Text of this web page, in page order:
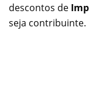
descontos de
seja contribuinte.